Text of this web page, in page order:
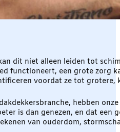
dit niet alleen leiden tot
functioneert, een grote zorg
voordat ze tot grotere,
hebben
is dan genezen, en dat een
van ouderdom,